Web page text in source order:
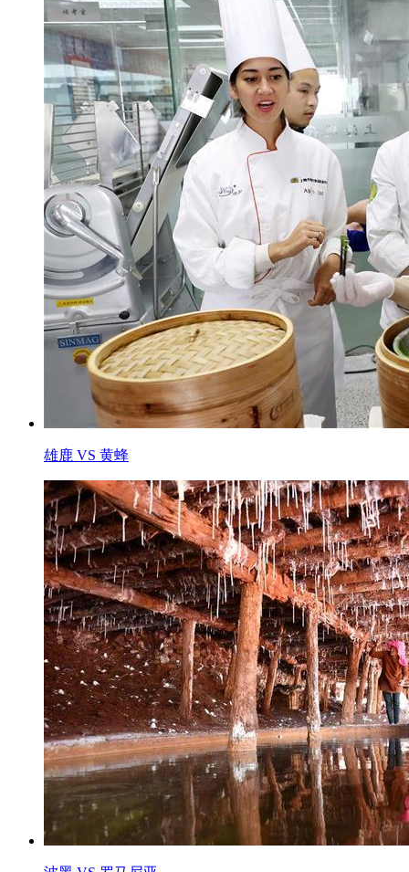
雄鹿 VS 黄蜂